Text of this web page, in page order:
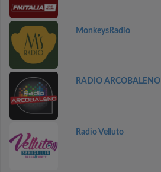
MonkeysRadio
RADIO ARCOBALENO
Radio Velluto